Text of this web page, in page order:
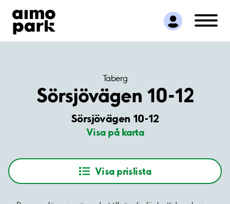
Hitta parkering
Samarbete
Kundservice
Taberg
Sörsjövägen 10-12
Sörsjövägen 10-12
Visa på karta
Visa prislista